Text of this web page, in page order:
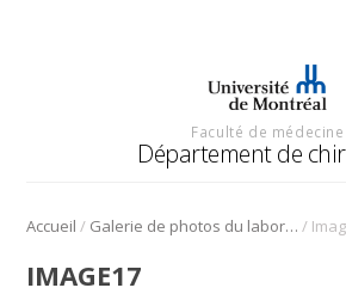
Faculté de médecine
Département de
Accueil / Galerie de photos du laboratoire d’anatomie à l’UQTR /
IMAGE17